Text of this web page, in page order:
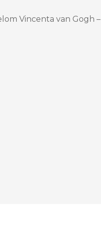
Vincenta van Gogh –